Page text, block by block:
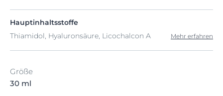
Hauptinhaltsstoffe
Thiamidol, Hyaluronsäure, Licochalcon A
Mehr erfahren
Größe
30 ml